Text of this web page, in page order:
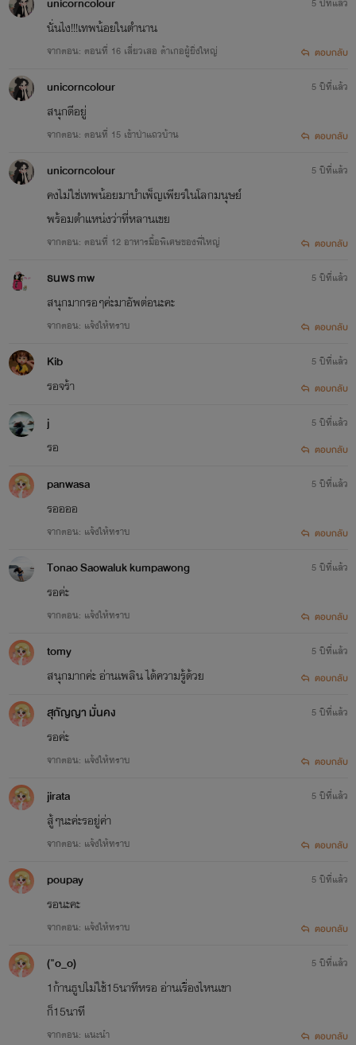
อีกครั้ง เธอเริ่มเก็บข้าวของ ของตนเองลงกระเป๋า เธอจะกลับบ้าน
กลับไปหาพ่อกับแม่ ที่เธอไม่เคยกลับไปหาเลยตลอดสามปีกว่า
" พ่อแม่ ข้าวขอโทษ "
ข้าว หอบใจที่บอบช้ำกลับบ้าน คงเพราะเจ็บและคงเพราะ
ปากบอกเลิกกัน ตลอดเวลาสามปีที่คบและอยู่ด้วยกัน เต๋อ ไม่เคย
ให้ความสำคัญกับเธอ นอกใจนอกกาย เธอก็หลายครั้ง เธอต้อง
แอบร้องไห้ เงียบๆ มาตลอด เพราะรัก เลยกลายเป็นทำให้ตัวเอง
ดูโง่ คำพูดของเต๋อยังดังวนเวียนอยู่ภายในหู มันดังก้องสะท้อนไป
ถึงหัวจิตหัวใจเธอ
ผูกพันและรักเธอขึ้นมาบ้าง คิดโง่ๆ ว่าถ้าใช้ความรัก ใช้ความดี จะ
มัดใจผู้ชายคนหนึ่งได้
เธอผิดจริงๆ ตามที่เต๋อว่า เอาความเดือดร้อนของเขามาใช้
คือความเห็นแก่ตัว
นั่นไง!!!เทพน้อยในตำนาน
จากตอน: ตอนที่ 16 เสี่ยวเสอ ต้าเกอผู้ยิ่งใหญ่ ตอบกลับ
unicorncolour
สนุกดีอยู่
จากตอน: ตอนที่ 15 เข้าป่าแถวบ้าน
5 ปีที่แล้ว
ตอบกลับ
unicorncolour
คงไม่ใช่เทพน้อยมาบำเพ็ญเพียรในโลกมนุษย์
พร้อมตำแหน่งว่าที่หลานเขย
จากตอน: ตอนที่ 12 อาหารมื้อพิเศษของพี่ใหญ่
5 ปีที่แล้ว
ตอบกลับ
ธนพร mw
สนุกมากรอๆค่ะมาอัพต่อนะคะ
จากตอน: แจ้งให้ทราบ
5 ปีที่แล้ว
ตอบกลับ
Kib
รอจร้า
5 ปีที่แล้ว
ตอบกลับ
j
รอ
5 ปีที่แล้ว
ตอบกลับ
panwasa
รออออ
จากตอน: แจ้งให้ทราบ
5 ปีที่แล้ว
ตอบกลับ
Tonao Saowaluk kumpawong
รอค่ะ
จากตอน: แจ้งให้ทราบ
5 ปีที่แล้ว
ตอบกลับ
tomy
สนุกมากค่ะ อ่านเพลิน ได้ความรู้ด้วย
5 ปีที่แล้ว
ตอบกลับ
สุกัญญา มั่นคง
รอค่ะ
จากตอน: แจ้งให้ทราบ
5 ปีที่แล้ว
ตอบกลับ
jirata
สู้ๆนะค่ะรอยู่ค่า
จากตอน: แจ้งให้ทราบ
5 ปีที่แล้ว
ตอบกลับ
poupay
รอนะคะ
จากตอน: แจ้งให้ทราบ
5 ปีที่แล้ว
ตอบกลับ
("o_o)
1ก้านธูปไม่ใช้15นาทีหรอ อ่านเรื่องไหนเขา
ก็15นาที
จากตอน: แนะนำ
5 ปีที่แล้ว
ตอบกลับ